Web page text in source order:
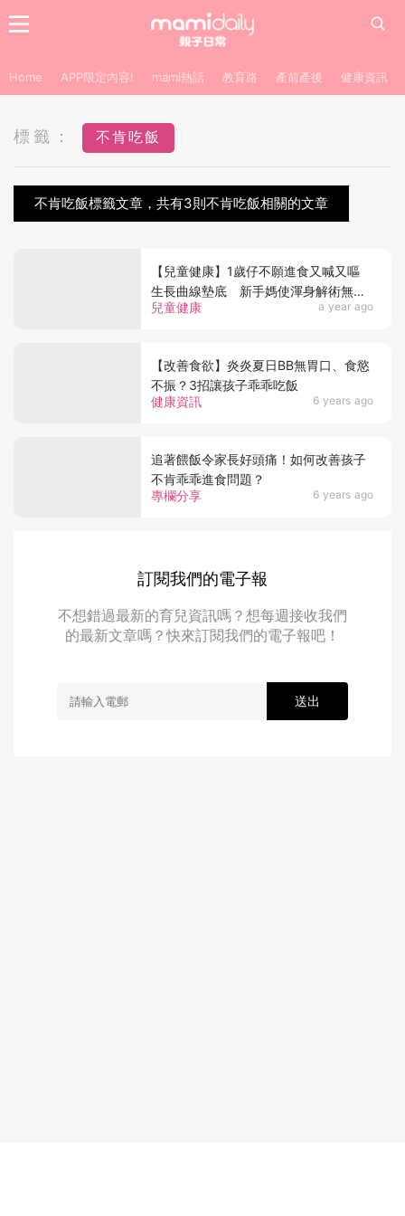
Home APP限定內容! mami熱話 教育路 產前產後 健康資訊
標籤： 不肯吃飯
不肯吃飯標籤文章，共有3則不肯吃飯相關的文章
兒童健康 a year ago
【兒童健康】1歲仔不願進食又喊又嘔
生長曲線墊底 新手媽使渾身解術無效
︰只能電視送飯？
健康資訊 6 years ago
【改善食欲】炎炎夏日BB無胃口、食慾
不振？3招讓孩子乖乖吃飯
專欄分享 6 years ago
追著餵飯令家長好頭痛！如何改善孩子
不肯乖乖進食問題？
訂閱我們的電子報
不想錯過最新的育兒資訊嗎？想每週接收我們
的最新文章嗎？快來訂閱我們的電子報吧！
送出